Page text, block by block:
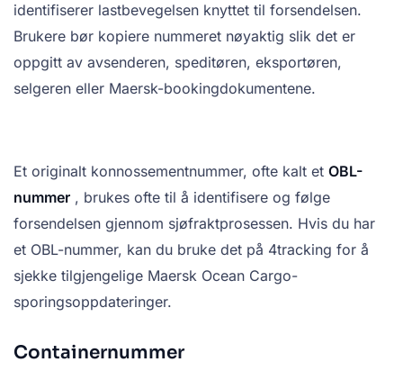
identifiserer lastbevegelsen knyttet til forsendelsen.
Brukere bør kopiere nummeret nøyaktig slik det er
oppgitt av avsenderen, speditøren, eksportøren,
selgeren eller Maersk-bookingdokumentene.
Et originalt konnossementnummer, ofte kalt et OBL-
nummer , brukes ofte til å identifisere og følge
forsendelsen gjennom sjøfraktprosessen. Hvis du har
et OBL-nummer, kan du bruke det på 4tracking for å
sjekke tilgjengelige Maersk Ocean Cargo-
sporingsoppdateringer.
Containernummer